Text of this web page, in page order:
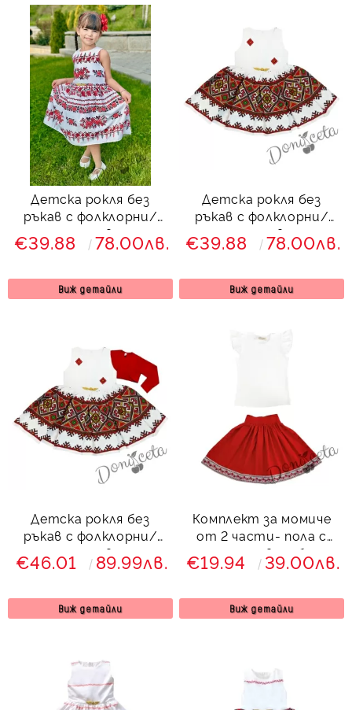
Детска рокля без
ръкав с фолклорни/
етно мотиви тип
народна носия 812349
€39.88 78.00лв.
Виж детайли
Детска рокля без
ръкав с фолклорни/
етно мотиви тип
народна носия 8436345
€39.88 78.00лв.
Виж детайли
Детска рокля без
ръкав с фолклорни/
етно мотиви тип
народна носия с
8465734
€46.01 89.99лв.
Виж детайли
Комплект за момиче
от 2 части- пола с
етно мотиви и блуза
с къдрици
€19.94 39.00лв.
Виж детайли